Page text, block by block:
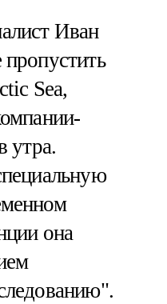
Иван
Sea,
утра.
она